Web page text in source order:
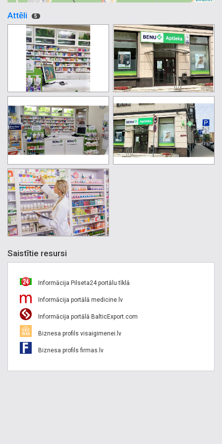
Attēli 5
Saistītie resursi
Informācija Pilseta24 portālu tīklā
Informācija portālā medicine.lv
Informācija portālā BalticExport.com
Biznesa profils visaigimenei.lv
Biznesa profils firmas.lv